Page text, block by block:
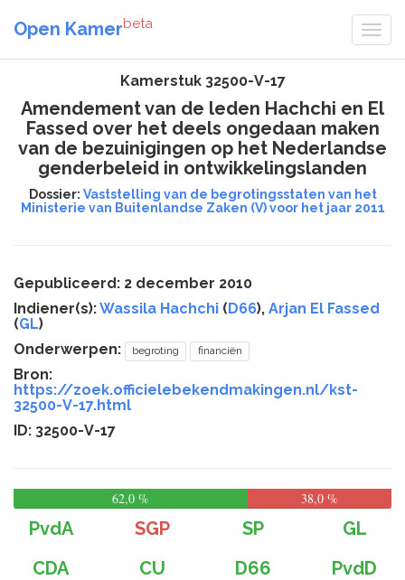
Open Kamerbeta
Kamerstuk 32500-V-17
Amendement van de leden Hachchi en El
Fassed over het deels ongedaan maken
van de bezuinigingen op het Nederlandse
genderbeleid in ontwikkelingslanden
Dossier: Vaststelling van de begrotingsstaten van het
Ministerie van Buitenlandse Zaken (V) voor het jaar 2011
Gepubliceerd: 2 december 2010
Indiener(s):Wassila Hachchi (D66), Arjan El Fassed
(GL)
Onderwerpen:
begroting financiën
Bron:
https://zoek.officielebekendmakingen.nl/kst-
32500-V-17.html
ID: 32500-V-17
62,0 % 38,0 %
PvdA SGP SP
GL
CDA
CU D66
PvdD